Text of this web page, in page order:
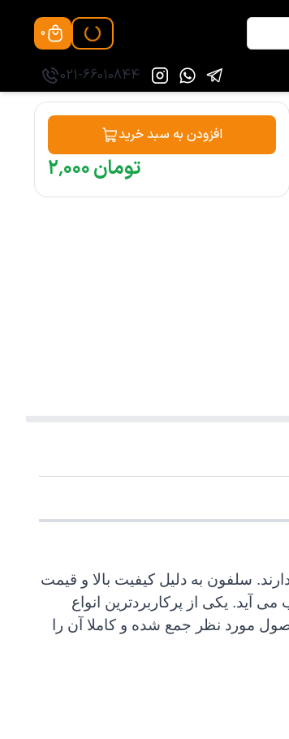
0
021-66010844
افزودن به سبد خرید
۲٬۰۰۰تومان
سلفون به دلیل کیفیت بالا و قیمت
آید. یکی از پرکاربردترین انواع
مورد نظر جمع شده و کاملا آن را